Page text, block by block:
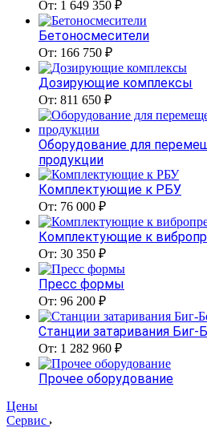
От: 1 649 350 ₽
Бетоносмесители
От: 166 750 ₽
Дозирующие комплексы
От: 811 650 ₽
Оборудование для
продукции
Комплектующие к РБУ
От: 76 000 ₽
Комплектующие к
От: 30 350 ₽
Пресс формы
От: 96 200 ₽
Станции затаривания Биг-
От: 1 282 960 ₽
Прочее оборудование
Цены
Сервис